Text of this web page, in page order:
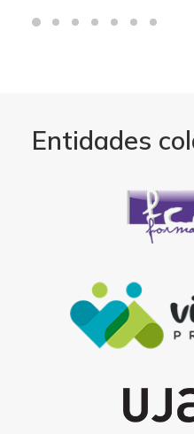
Entidades